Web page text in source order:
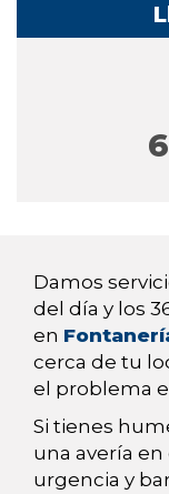
Damos
del día y los
en
cerca de tu
el problema
Si tienes
una avería en
urgencia y